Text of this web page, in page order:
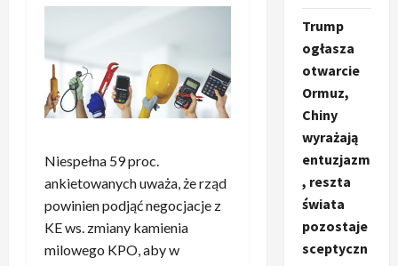
Niespełna 59 proc.
ankietowanych uważa, że rząd
powinien podjąć negocjacje z
KE ws. zmiany kamienia
milowego KPO, aby w
Trump
ogłasza
otwarcie
Ormuz,
Chiny
wyrażają
entuzjazm
, reszta
świata
pozostaje
sceptyczn